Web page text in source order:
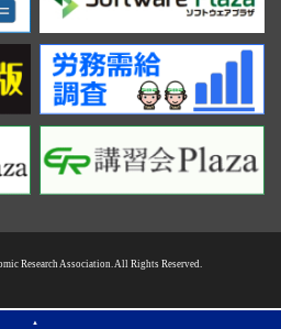
Research Association. All Rights Reserved.